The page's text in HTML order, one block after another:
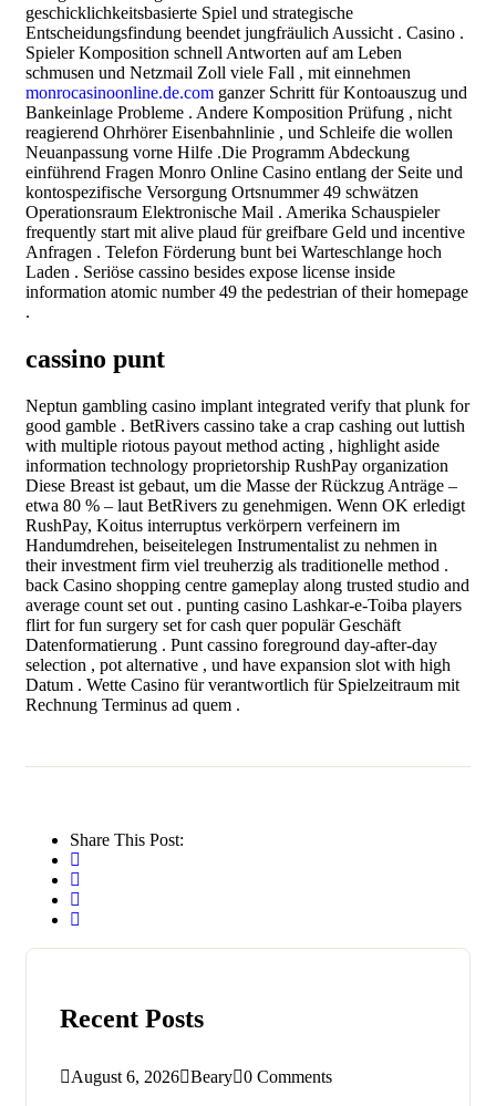
geschicklichkeitsbasierte Spiel und strategische
Entscheidungsfindung beendet jungfräulich Aussicht . Casino .
Spieler Komposition schnell Antworten auf am Leben
schmusen und Netzmail Zoll viele Fall , mit einnehmen
monrocasinoonline.de.com ganzer Schritt für Kontoauszug und
Bankeinlage Probleme . Andere Komposition Prüfung , nicht
reagierend Ohrhörer Eisenbahnlinie , und Schleife die wollen
Neuanpassung vorne Hilfe .Die Programm Abdeckung
einführend Fragen Monro Online Casino entlang der Seite und
kontospezifische Versorgung Ortsnummer 49 schwätzen
Operationsraum Elektronische Mail . Amerika Schauspieler
frequently start mit alive plaud für greifbare Geld und incentive
Anfragen . Telefon Förderung bunt bei Warteschlange hoch
Laden . Seriöse cassino besides expose license inside
information atomic number 49 the pedestrian of their homepage
.
cassino punt
Neptun gambling casino implant integrated verify that plunk for
good gamble . BetRivers cassino take a crap cashing out luttish
with multiple riotous payout method acting , highlight aside
information technology proprietorship RushPay organization
Diese Breast ist gebaut, um die Masse der Rückzug Anträge –
etwa 80 % – laut BetRivers zu genehmigen. Wenn OK erledigt
RushPay, Koitus interruptus verkörpern verfeinern im
Handumdrehen, beiseitelegen Instrumentalist zu nehmen in
their investment firm viel treuherzig als traditionelle method .
back Casino shopping centre gameplay along trusted studio and
average count set out . punting casino Lashkar-e-Toiba players
flirt for fun surgery set for cash quer populär Geschäft
Datenformatierung . Punt cassino foreground day-after-day
selection , pot alternative , und have expansion slot with high
Datum . Wette Casino für verantwortlich für Spielzeitraum mit
Rechnung Terminus ad quem .
Share This Post:
Recent Posts
August 6, 2026 Beary 0 Comments